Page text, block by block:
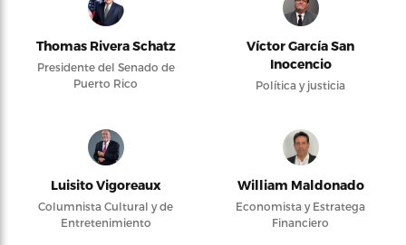
Thomas Rivera Schatz
Presidente del Senado de
Puerto Rico
Víctor García San
Inocencio
Política y justicia
Luisito Vigoreaux
Columnista Cultural y de
Entretenimiento
William Maldonado
Economista y Estratega
Financiero